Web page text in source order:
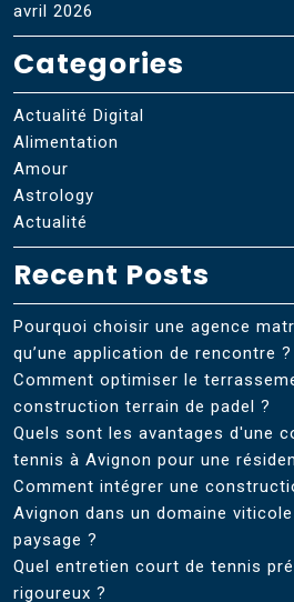
avril 2026
Categories
Actualité Digital
Alimentation
Amour
Astrology
Actualité
Recent Posts
Pourquoi choisir une agence
qu’une application de rencontre ?
Comment optimiser le
construction terrain de padel ?
Quels sont les avantages d'une
tennis à Avignon pour une
Comment intégrer une
Avignon dans un domaine
paysage ?
Quel entretien court de tennis
rigoureux ?